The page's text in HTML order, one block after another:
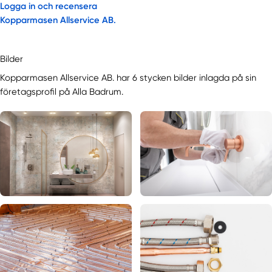
Logga in och recensera
Kopparmasen Allservice AB.
Bilder
Kopparmasen Allservice AB. har 6 stycken bilder inlagda på sin
företagsprofil på Alla Badrum.